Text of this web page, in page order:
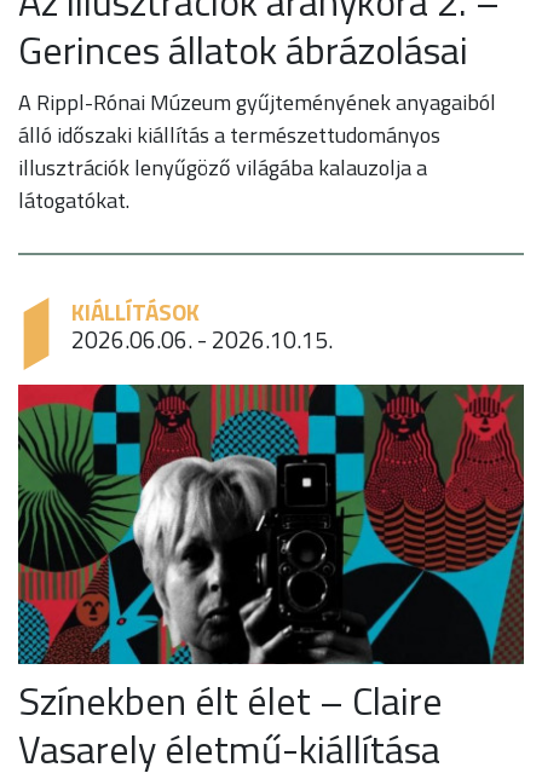
Gerinces állatok ábrázolásai
A Rippl-Rónai Múzeum gyűjteményének anyagaiból
álló időszaki kiállítás a természettudományos
illusztrációk lenyűgöző világába kalauzolja a
látogatókat.
KIÁLLÍTÁSOK
2026.06.06. - 2026.10.15.
Színekben élt élet – Claire
Vasarely életmű-kiállítása